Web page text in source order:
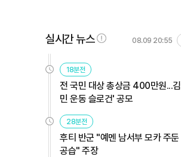
실시간 뉴스 08.09 20:55
18분전
전 국민 대상 총상금 400만원...김
민 운동 슬로건' 공모
28분전
후티 반군 "예멘 남서부 모카 주둔
공습" 주장